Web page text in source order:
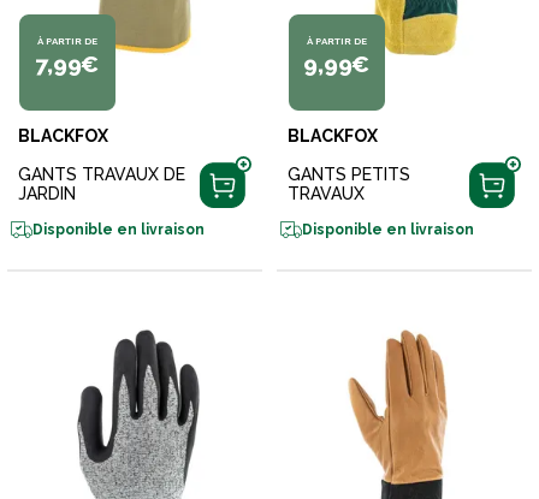
À PARTIR DE
7,99€
BLACKFOX
GANTS TRAVAUX DE
JARDIN
Disponible en livraison
À PARTIR DE
9,99€
BLACKFOX
GANTS PETITS
TRAVAUX
Disponible en livraison